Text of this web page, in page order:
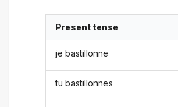
Present tense
je bastillonne
tu bastillonnes